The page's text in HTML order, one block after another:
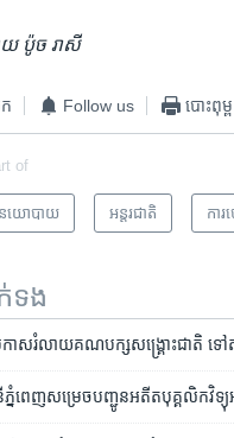
ប៉ូច រាសី
Follow us បោះពុម្ព
of
នយោបាយ អន្តរជាតិ ការ​
ទង
ាស​រំលាយ​គណបក្ស​សង្គ្រោះជាតិ​ ​ទៅ​
នី​ភ្នំពេញ​សម្រេច​បញ្ជូន​អតីត​បុគ្គលិក​វិ